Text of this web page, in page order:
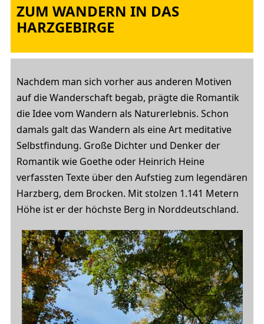
ZUM WANDERN IN DAS
HARZGEBIRGE
Nachdem man sich vorher aus anderen Motiven
auf die Wanderschaft begab, prägte die Romantik
die Idee vom Wandern als Naturerlebnis. Schon
damals galt das Wandern als eine Art meditative
Selbstfindung. Große Dichter und Denker der
Romantik wie Goethe oder Heinrich Heine
verfassten Texte über den Aufstieg zum legendären
Harzberg, dem Brocken. Mit stolzen 1.141 Metern
Höhe ist er der höchste Berg in Norddeutschland.